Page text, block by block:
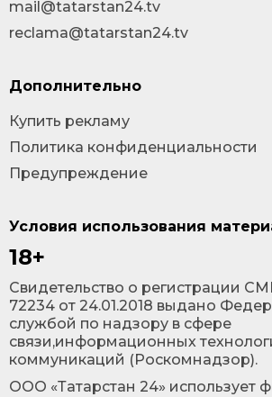
Условия использования
18+
Cвидетельство о регистрации
72234 от 24.01.2018 выдано
службой по надзору в сфере
связи,информационных
коммуникаций (Роскомнадзор).
ООО «Татарстан 24» использует
mail@tatarstan24.tv
reclama@tatarstan24.tv
Дополнительно
Купить рекламу
Политика конфиденциальности
Предупреждение